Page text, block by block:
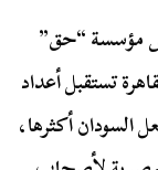
مؤسسة “حق”
تستقبل أعداد
السودان أكثرها،